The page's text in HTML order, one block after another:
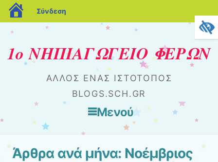
blogs.sch.gr
Σύνδεση
1ο ΝΗΠΙΑΓΩΓΕΙΟ ΦΕΡΩΝ
ΆΛΛΟΣ ΈΝΑΣ ΙΣΤΌΤΟΠΟΣ
BLOGS.SCH.GR
Μενού
Μετάβαση στο περιεχόμενο
Άρθρα ανά μήνα: Νοέμβριος